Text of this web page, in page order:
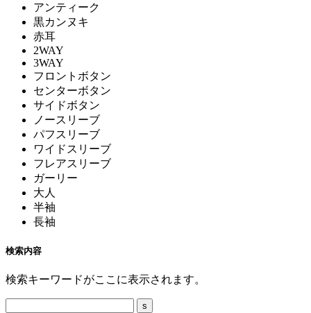
アンティーク
黒カンヌキ
赤耳
2WAY
3WAY
フロントボタン
センターボタン
サイドボタン
ノースリーブ
パフスリーブ
ワイドスリーブ
フレアスリーブ
ガーリー
大人
半袖
長袖
検索内容
検索キーワードがここに表示されます。